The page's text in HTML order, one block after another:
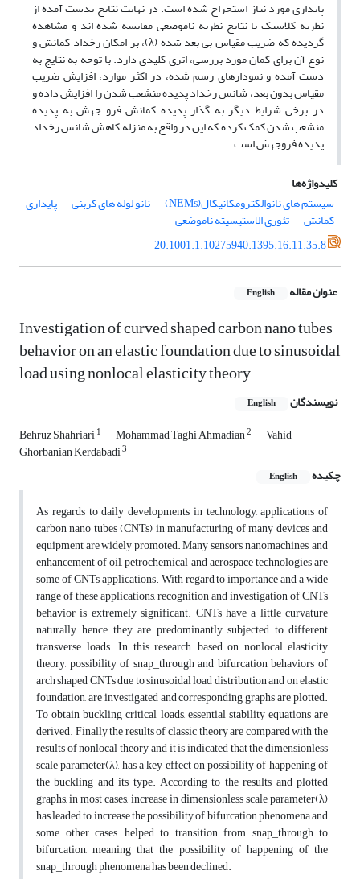
پایداری مورد نیاز استخراج شده است. در نهایت نتایج بدست آمده از
نظریه کلاسیک با نتایج نظریه ناموضعی مقایسه شده اند و مشاهده
گردیده که ضریب مقیاس بی بعد شده (λ)، بر امکان رخداد کمانش و
نوع آن برای کمان مورد بررسی، اثری کلیدی دارد. با توجه به نتایج به
دست آمده و نمودارهای رسم شده، در اکثر موارد، افزایش ضریب
مقیاس بدون بعد، شانس رخداد پدیده منشعب شدن را افزایش داده و
در برخی شرایط دیگر به گذار پدیده کمانش فرو جهش به پدیده
منشعب شدن کمک کرده که این در واقع به منزله کاهش شانس رخداد
پدیده فروجهش است.
کلیدواژه‌ها
سیستم های نانوالکترومکانیکال(NEMs)
نانو لوله های کربنی پایداری
کمانش
تئوری الاستیسیته ناموضعی
20.1001.1.10275940.1395.16.11.35.8
عنوان مقاله English
Investigation of curved shaped carbon nano tubes
behavior on an elastic foundation due to sinusoidal
load using nonlocal elasticity theory
نویسندگان English
Behruz Shahriari1 Mohammad Taghi Ahmadian2 Vahid
Ghorbanian Kerdabadi3
چکیده English
As regards to daily developments in technology, applications of
carbon nano tubes (CNTs) in manufacturing of many devices and
equipment are widely promoted. Many sensors, nanomachines, and
enhancement of oil, petrochemical and aerospace technologies are
some of CNTs applications. With regard to importance and a wide
range of these applications, recognition and investigation of CNTs
behavior is extremely significant. CNTs have a little curvature
naturally, hence they are predominantly subjected to different
transverse loads. In this research, based on nonlocal elasticity
theory, possibility of snap_through and bifurcation behaviors of
arch shaped CNTs due to sinusoidal load distribution and on elastic
foundation, are investigated and corresponding graphs are plotted.
To obtain buckling critical loads, essential stability equations are
derived. Finally the results of classic theory are compared with the
results of nonlocal theory and it is indicated that the dimensionless
scale parameter(λ), has a key effect on possibility of happening of
the buckling and its type. According to the results and plotted
graphs, in most cases, increase in dimensionless scale parameter(λ)
has leaded to increase the possibility of bifurcation phenomena and
some other cases, helped to transition from snap_through to
bifurcation, meaning that the possibility of happening of the
snap_through phenomena has been declined.